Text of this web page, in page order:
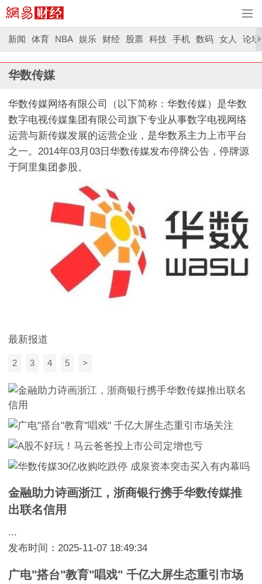
新闻 体育 NBA 娱乐 财经 股票 科技 手机 数码 女人 论坛
华数传媒
华数传媒网络有限公司（以下简称：华数传媒）是华数
数字电视传媒集团有限公司旗下专业从事数字电视网络
运营与新传媒发展的运营企业，是华数系主力上市平台
之一。2014年03月03日华数传媒发布停牌公告，停牌源
于阿里集团参股。
最新报道
2 3 4 5 >
金融助力诗画浙江，浙商银行携手华数传媒推
出联名信用
...
发布时间：2025-11-07 18:49:34
广电"搭台"教育"唱戏" 千亿大屏生态重引市场